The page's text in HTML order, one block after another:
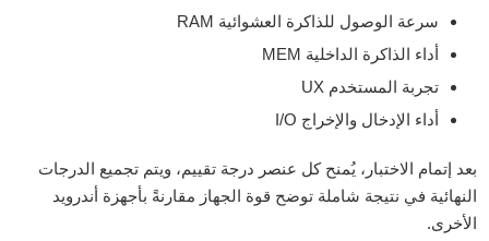
سرعة الوصول للذاكرة العشوائية RAM
أداء الذاكرة الداخلية MEM
تجربة المستخدم UX
أداء الإدخال والإخراج I/O
بعد إتمام الاختبار، يُمنح كل عنصر درجة تقييم، ويتم تجميع الدرجات
النهائية في نتيجة شاملة توضح قوة الجهاز مقارنةً بأجهزة أندرويد
الأخرى.